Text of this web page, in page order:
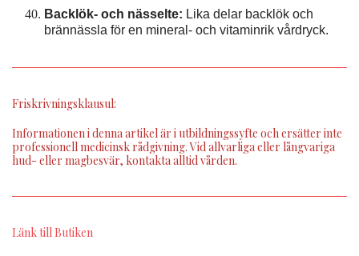
Backlök- och nässelte: Lika delar backlök och
brännässla för en mineral- och vitaminrik vårdryck.
Friskrivningsklausul:
Informationen i denna artikel är i utbildningssyfte och ersätter inte
professionell medicinsk rådgivning. Vid allvarliga eller långvariga
hud- eller magbesvär, kontakta alltid vården.
Länk till Butiken